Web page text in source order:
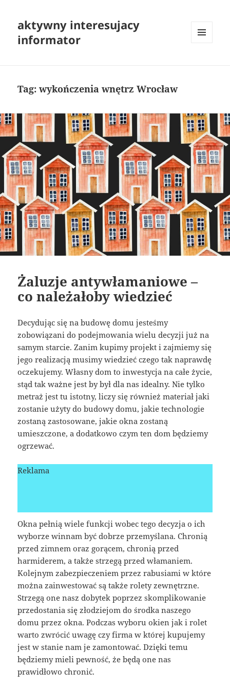
aktywny interesujacy
informator
Tag:wykończenia wnętrz Wrocław
Żaluzje antywłamaniowe –
co należałoby wiedzieć
Decydując się na budowę domu jesteśmy
zobowiązani do podejmowania wielu decyzji już na
samym starcie. Zanim kupimy projekt i zajmiemy się
jego realizacją musimy wiedzieć czego tak naprawdę
oczekujemy. Własny dom to inwestycja na całe życie,
stąd tak ważne jest by był dla nas idealny. Nie tylko
metraż jest tu istotny, liczy się również materiał jaki
zostanie użyty do budowy domu, jakie technologie
zostaną zastosowane, jakie okna zostaną
umieszczone, a dodatkowo czym ten dom będziemy
ogrzewać.
Reklama
Okna pełnią wiele funkcji wobec tego decyzja o ich
wyborze winnam być dobrze przemyślana. Chronią
przed zimnem oraz gorącem, chronią przed
harmiderem, a także strzegą przed włamaniem.
Kolejnym zabezpieczeniem przez rabusiami w które
można zainwestować są także rolety zewnętrzne.
Strzegą one nasz dobytek poprzez skomplikowanie
przedostania się złodziejom do środka naszego
domu przez okna. Podczas wyboru okien jak i rolet
warto zwrócić uwagę czy firma w której kupujemy
jest w stanie nam je zamontować. Dzięki temu
będziemy mieli pewność, że będą one nas
prawidłowo chronić.